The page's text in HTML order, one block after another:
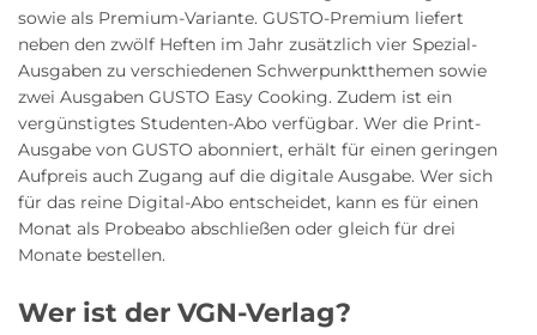
sowie als Premium-Variante. GUSTO-Premium liefert
neben den zwölf Heften im Jahr zusätzlich vier Spezial-
Ausgaben zu verschiedenen Schwerpunktthemen sowie
zwei Ausgaben GUSTO Easy Cooking. Zudem ist ein
vergünstigtes Studenten-Abo verfügbar. Wer die Print-
Ausgabe von GUSTO abonniert, erhält für einen geringen
Aufpreis auch Zugang auf die digitale Ausgabe. Wer sich
für das reine Digital-Abo entscheidet, kann es für einen
Monat als Probeabo abschließen oder gleich für drei
Monate bestellen.
Wer ist der VGN-Verlag?